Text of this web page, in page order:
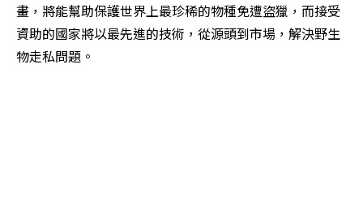
畫，將能幫助保護世界上最珍稀的物種免遭盜獵，而接受
資助的國家將以最先進的技術，從源頭到市場，解決野生
物走私問題。